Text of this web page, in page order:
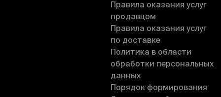
Правила оказания услуг
продавцом
Правила оказания услуг
по доставке
Политика в области
обработки персональных
данных
Порядок формирования